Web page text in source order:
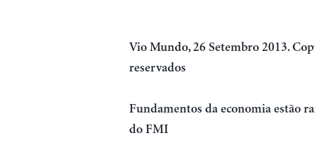
Vio Mundo, 26 Setembro 2013.
reservados
Fundamentos da economia estão
do FMI